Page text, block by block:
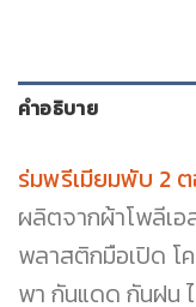
คำอธิบาย
ร่มพรีเมียมพับ 2
ผลิตจากผ้าโพลีเ
พลาสติกมือเปิด โ
พา กันแดด กันฝน